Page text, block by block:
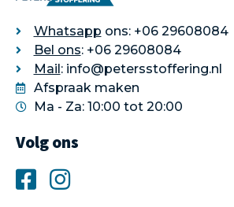
Whatsapp ons: +06 29608084
Bel ons: +06 29608084
Mail: info@petersstoffering.nl
Afspraak maken
Ma - Za: 10:00 tot 20:00
Volg ons